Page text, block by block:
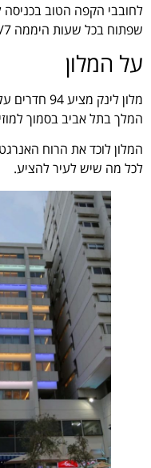
שפתוח בכל שעות היממה 24/7.
על המלון
המלך בתל אביב בסמוך
המלון לוכד את הרוח
לכל מה שיש לעיר להציע.